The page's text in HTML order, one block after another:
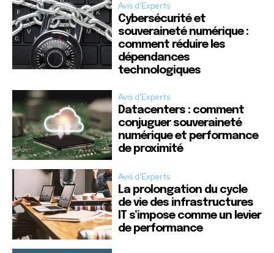
Avis d'Experts
Cybersécurité et
souveraineté numérique :
comment réduire les
dépendances
technologiques
Avis d'Experts
Datacenters : comment
conjuguer souveraineté
numérique et performance
de proximité
Avis d'Experts
La prolongation du cycle
de vie des infrastructures
IT s’impose comme un levier
de performance